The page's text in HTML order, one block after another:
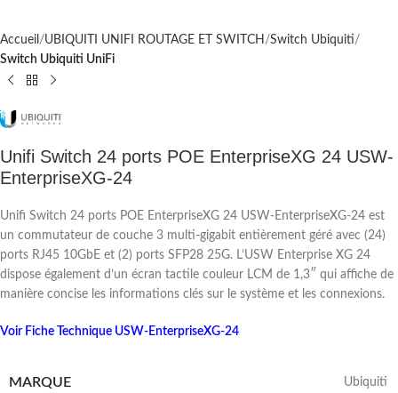
Accueil UBIQUITI UNIFI ROUTAGE ET SWITCH
Switch Ubiquiti
Switch Ubiquiti UniFi
Unifi Switch 24 ports POE EnterpriseXG 24 USW-
EnterpriseXG-24
Unifi Switch 24 ports POE EnterpriseXG 24 USW-EnterpriseXG-24 est
un commutateur de couche 3 multi-gigabit entièrement géré avec (24)
ports RJ45 10GbE et (2) ports SFP28 25G. L’USW Enterprise XG 24
dispose également d’un écran tactile couleur LCM de 1,3″ qui affiche de
manière concise les informations clés sur le système et les connexions.
Voir Fiche Technique USW-EnterpriseXG-24
MARQUE Ubiquiti